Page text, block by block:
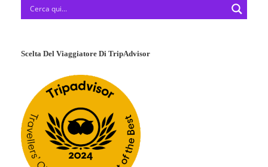
Scelta Del Viaggiatore Di TripAdvisor